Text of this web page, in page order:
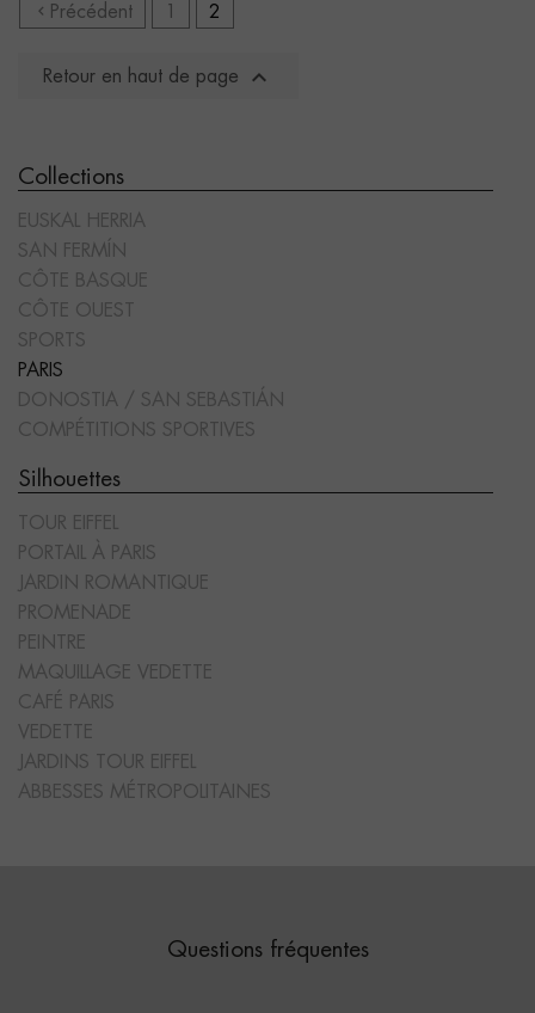
Collections
EUSKAL HERRIA
SAN FERMÍN
CÔTE BASQUE
CÔTE OUEST
SPORTS
PARIS
DONOSTIA / SAN SEBASTIÁN
COMPÉTITIONS SPORTIVES
Silhouettes
TOUR EIFFEL
PORTAIL À PARIS
JARDIN ROMANTIQUE
PROMENADE
PEINTRE
MAQUILLAGE VEDETTE
CAFÉ PARIS
VEDETTE
JARDINS TOUR EIFFEL
ABBESSES MÉTROPOLITAINES
 Précédent 2
Retour en haut de page 
Questions fréquentes